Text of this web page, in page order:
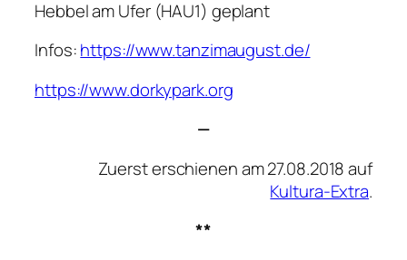
Hebbel am Ufer (HAU1) geplant
Infos:https://www.tanzimaugust.de/
https://www.dorkypark.org
—
Zuerst erschienen am 27.08.2018 auf
Kultura-Extra.
**